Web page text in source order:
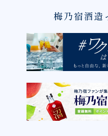
梅乃宿酒造